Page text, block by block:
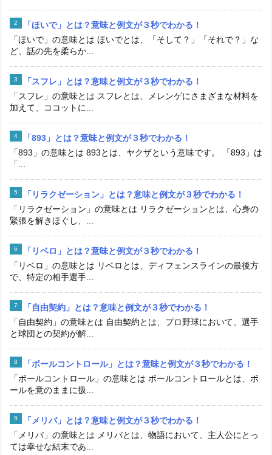
「ほいで」とは？意味と例文が３秒でわかる！
「ほいで」の意味とは ほいでとは、「そして？」「それで？」な
ど、話の先を柔らか...
「スフレ」とは？意味と例文が３秒でわかる！
「スフレ」の意味とは スフレとは、メレンゲにさまざまな材料を
加えて、ココットに...
「893」とは？意味と例文が３秒でわかる！
「893」の意味とは 893とは、ヤクザという意味です。 「893」は
「...
「リラクゼーション」とは？意味と例文が３秒でわかる！
「リラクゼーション」の意味とは リラクゼーションとは、心身の
緊張を解きほぐし、...
「リベロ」とは？意味と例文が３秒でわかる！
「リベロ」の意味とは リベロとは、ディフェンスラインの最後方
で、特定の相手選手...
「自由契約」とは？意味と例文が３秒でわかる！
「自由契約」の意味とは 自由契約とは、プロ野球において、選手
と球団との契約が解...
「ボールコントロール」とは？意味と例文が３秒でわかる！
「ボールコントロール」の意味とは ボールコントロールとは、ボ
ールを意のままに扱...
「メリバ」とは？意味と例文が３秒でわかる！
「メリバ」の意味とは メリバとは、物語において、主人公にとっ
ては幸せな結末であ...